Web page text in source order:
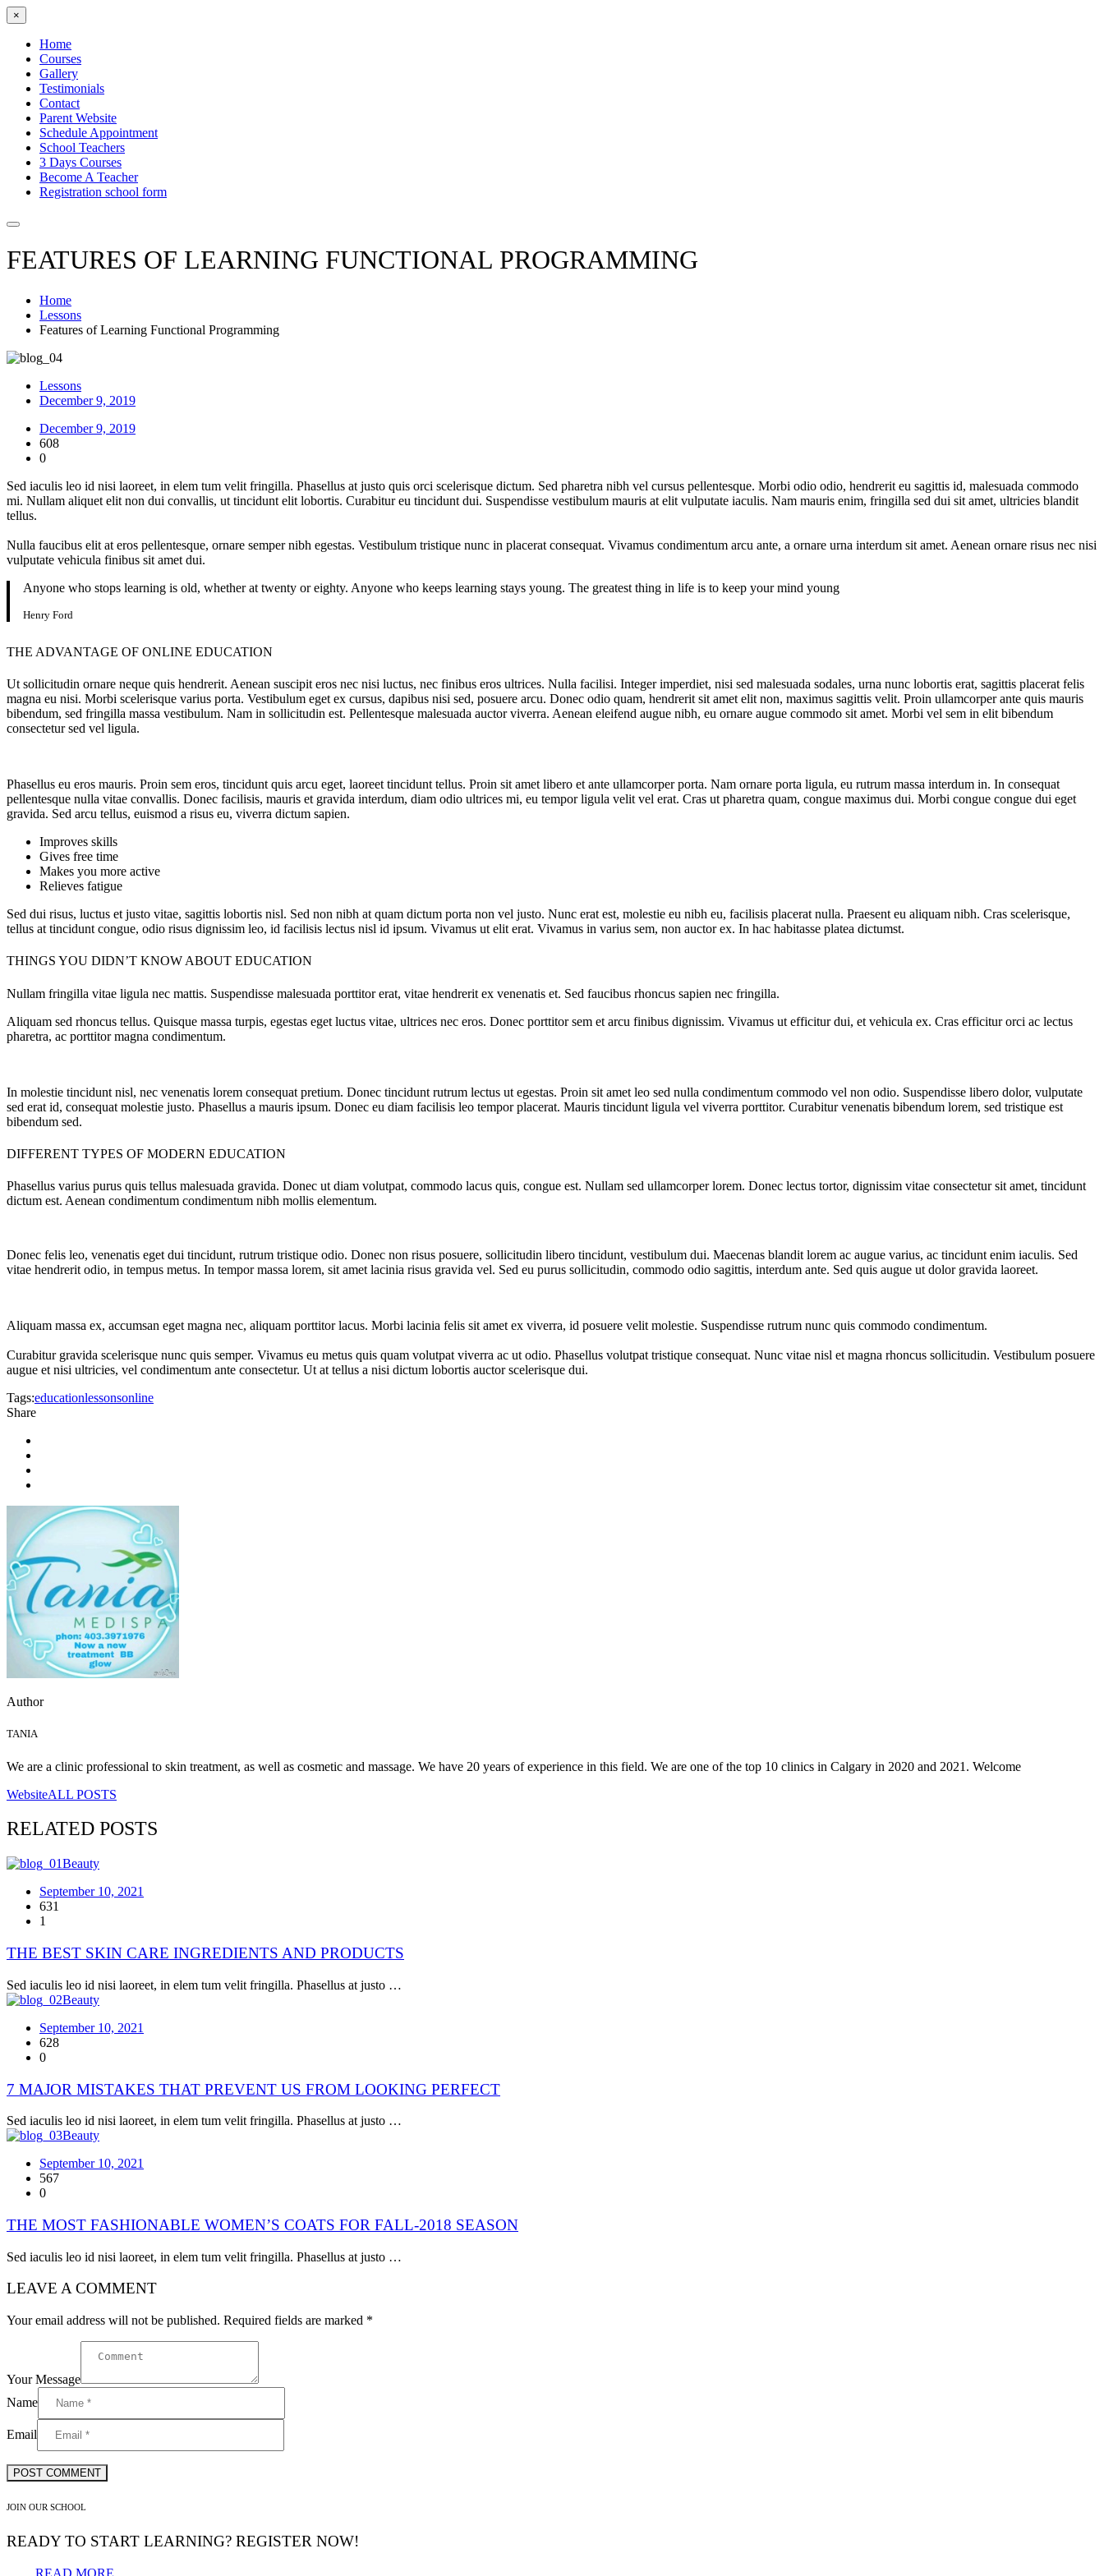
×
Home
Courses
Gallery
Testimonials
Contact
Parent Website
Schedule Appointment
School Teachers
3 Days Courses
Become A Teacher
Registration school form
FEATURES OF LEARNING FUNCTIONAL PROGRAMMING
Home
Lessons
Features of Learning Functional Programming
Lessons
December 9, 2019
December 9, 2019
608
0
Sed iaculis leo id nisi laoreet, in elem tum velit fringilla. Phasellus at justo quis orci scelerisque dictum. Sed pharetra nibh vel cursus pellentesque. Morbi odio odio, hendrerit eu sagittis id, malesuada commodo
mi. Nullam aliquet elit non dui convallis, ut tincidunt elit lobortis. Curabitur eu tincidunt dui. Suspendisse vestibulum mauris at elit vulputate iaculis. Nam mauris enim, fringilla sed dui sit amet, ultricies blandit
tellus.
Nulla faucibus elit at eros pellentesque, ornare semper nibh egestas. Vestibulum tristique nunc in placerat consequat. Vivamus condimentum arcu ante, a ornare urna interdum sit amet. Aenean ornare risus nec nisi
vulputate vehicula finibus sit amet dui.
Anyone who stops learning is old, whether at twenty or eighty. Anyone who keeps learning stays young. The greatest thing in life is to keep your mind young
Henry Ford
THE ADVANTAGE OF ONLINE EDUCATION
Ut sollicitudin ornare neque quis hendrerit. Aenean suscipit eros nec nisi luctus, nec finibus eros ultrices. Nulla facilisi. Integer imperdiet, nisi sed malesuada sodales, urna nunc lobortis erat, sagittis placerat felis
magna eu nisi. Morbi scelerisque varius porta. Vestibulum eget ex cursus, dapibus nisi sed, posuere arcu. Donec odio quam, hendrerit sit amet elit non, maximus sagittis velit. Proin ullamcorper ante quis mauris
bibendum, sed fringilla massa vestibulum. Nam in sollicitudin est. Pellentesque malesuada auctor viverra. Aenean eleifend augue nibh, eu ornare augue commodo sit amet. Morbi vel sem in elit bibendum
consectetur sed vel ligula.
Phasellus eu eros mauris. Proin sem eros, tincidunt quis arcu eget, laoreet tincidunt tellus. Proin sit amet libero et ante ullamcorper porta. Nam ornare porta ligula, eu rutrum massa interdum in. In consequat
pellentesque nulla vitae convallis. Donec facilisis, mauris et gravida interdum, diam odio ultrices mi, eu tempor ligula velit vel erat. Cras ut pharetra quam, congue maximus dui. Morbi congue congue dui eget
gravida. Sed arcu tellus, euismod a risus eu, viverra dictum sapien.
Improves skills
Gives free time
Makes you more active
Relieves fatigue
Sed dui risus, luctus et justo vitae, sagittis lobortis nisl. Sed non nibh at quam dictum porta non vel justo. Nunc erat est, molestie eu nibh eu, facilisis placerat nulla. Praesent eu aliquam nibh. Cras scelerisque,
tellus at tincidunt congue, odio risus dignissim leo, id facilisis lectus nisl id ipsum. Vivamus ut elit erat. Vivamus in varius sem, non auctor ex. In hac habitasse platea dictumst.
THINGS YOU DIDN’T KNOW ABOUT EDUCATION
Nullam fringilla vitae ligula nec mattis. Suspendisse malesuada porttitor erat, vitae hendrerit ex venenatis et. Sed faucibus rhoncus sapien nec fringilla.
Aliquam sed rhoncus tellus. Quisque massa turpis, egestas eget luctus vitae, ultrices nec eros. Donec porttitor sem et arcu finibus dignissim. Vivamus ut efficitur dui, et vehicula ex. Cras efficitur orci ac lectus
pharetra, ac porttitor magna condimentum.
In molestie tincidunt nisl, nec venenatis lorem consequat pretium. Donec tincidunt rutrum lectus ut egestas. Proin sit amet leo sed nulla condimentum commodo vel non odio. Suspendisse libero dolor, vulputate
sed erat id, consequat molestie justo. Phasellus a mauris ipsum. Donec eu diam facilisis leo tempor placerat. Mauris tincidunt ligula vel viverra porttitor. Curabitur venenatis bibendum lorem, sed tristique est
bibendum sed.
DIFFERENT TYPES OF MODERN EDUCATION
Phasellus varius purus quis tellus malesuada gravida. Donec ut diam volutpat, commodo lacus quis, congue est. Nullam sed ullamcorper lorem. Donec lectus tortor, dignissim vitae consectetur sit amet, tincidunt
dictum est. Aenean condimentum condimentum nibh mollis elementum.
Donec felis leo, venenatis eget dui tincidunt, rutrum tristique odio. Donec non risus posuere, sollicitudin libero tincidunt, vestibulum dui. Maecenas blandit lorem ac augue varius, ac tincidunt enim iaculis. Sed
vitae hendrerit odio, in tempus metus. In tempor massa lorem, sit amet lacinia risus gravida vel. Sed eu purus sollicitudin, commodo odio sagittis, interdum ante. Sed quis augue ut dolor gravida laoreet.
Aliquam massa ex, accumsan eget magna nec, aliquam porttitor lacus. Morbi lacinia felis sit amet ex viverra, id posuere velit molestie. Suspendisse rutrum nunc quis commodo condimentum.
Curabitur gravida scelerisque nunc quis semper. Vivamus eu metus quis quam volutpat viverra ac ut odio. Phasellus volutpat tristique consequat. Nunc vitae nisl et magna rhoncus sollicitudin. Vestibulum posuere
augue et nisi ultricies, vel condimentum ante consectetur. Ut at tellus a nisi dictum lobortis auctor scelerisque dui.
Tags:educationlessonsonline
Share
Author
TANIA
We are a clinic professional to skin treatment, as well as cosmetic and massage. We have 20 years of experience in this field. We are one of the top 10 clinics in Calgary in 2020 and 2021. Welcome
WebsiteALL POSTS
RELATED POSTS
Beauty
September 10, 2021
631
1
THE BEST SKIN CARE INGREDIENTS AND PRODUCTS
Sed iaculis leo id nisi laoreet, in elem tum velit fringilla. Phasellus at justo …
Beauty
September 10, 2021
628
0
7 MAJOR MISTAKES THAT PREVENT US FROM LOOKING PERFECT
Sed iaculis leo id nisi laoreet, in elem tum velit fringilla. Phasellus at justo …
Beauty
September 10, 2021
567
0
THE MOST FASHIONABLE WOMEN’S COATS FOR FALL-2018 SEASON
Sed iaculis leo id nisi laoreet, in elem tum velit fringilla. Phasellus at justo …
LEAVE A COMMENT
Your email address will not be published. Required fields are marked *
Your Message
Name
Email
JOIN OUR SCHOOL
READY TO START LEARNING? REGISTER NOW!
READ MORE